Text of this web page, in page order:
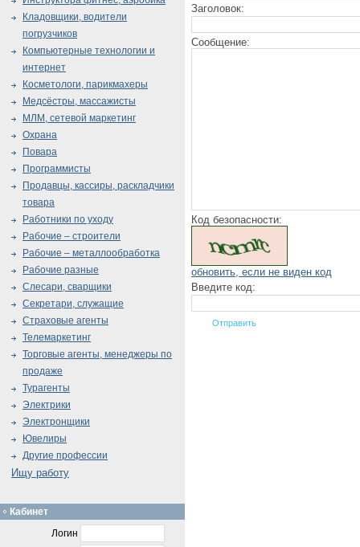
Заголовок:
Сообщение:
Код безопасности:
обновить, если не виден код
Введите код:
Кладовщики, водители
погрузчиков
Компьютерные технологии и
интернет
Косметологи, парикмахеры
Медсёстры, массажисты
МЛМ, сетевой маркетинг
Охрана
Повара
Программисты
Продавцы, кассиры, раскладчики
товара
Работники по уходу
Рабочие – строители
Рабочие – металлообработка
Рабочие разные
Слесари, сварщики
Секретари, служащие
Страховые агенты
Телемаркетинг
Торговые агенты, менеджеры по
продаже
Турагенты
Электрики
Электронщики
Ювелиры
Другие профессии
Ищу работу
Кабинет
Логин